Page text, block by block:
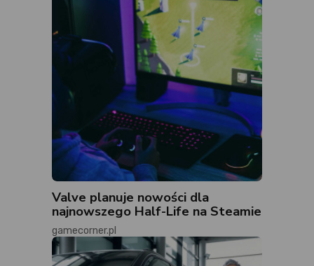
Valve planuje nowości dla
najnowszego Half-Life na Steamie
gamecorner.pl